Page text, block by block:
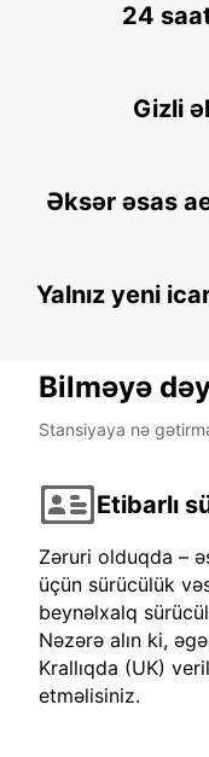
WEIDEN NO
WEIDEN - GERMANY
ERFURT
ERFURT - GERMANY
24
Gizli
Əksər əsas
Yalnız yeni
Bilməyə
Stansiyaya nə
Etibarlı
Zəruri olduqda –
üçün sürücülük
beynəlxalq
Nəzərə alın ki,
Krallıqda (UK)
etməlisiniz.